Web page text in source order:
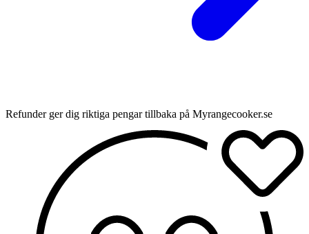
Refunder ger dig riktiga pengar tillbaka på Myrangecooker.se